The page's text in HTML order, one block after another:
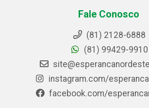
Fale Conosco
(81) 2128-6888
(81) 99429-9910
instagram.com/
facebook.com/